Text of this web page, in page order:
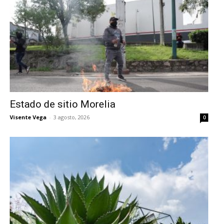
Estado de sitio Morelia
Visente Vega - 3 agosto, 2026 0